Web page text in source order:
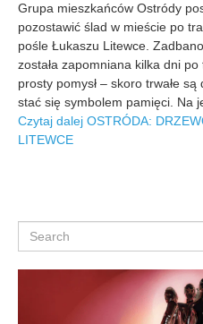
Grupa mieszkańców Ostródy
pozostawić ślad w mieście po
pośle Łukaszu Litewce.
została zapomniana kilka dni
prosty pomysł – skoro trwałe
stać się symbolem pamięci. Na
Czytaj dalej OSTRÓDA:
LITEWCE
Search